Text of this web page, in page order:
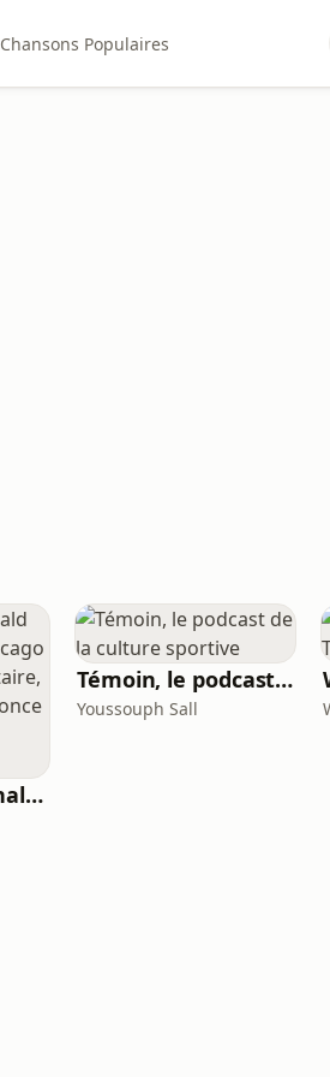
Chansons Populaires
États-Unis | Donald Trump menace Chicago d’intervention militaire, le gouverneur dénonce un « dictateur en puissance
Témoin, le podcast de la culture sportive
Youssouph Sall